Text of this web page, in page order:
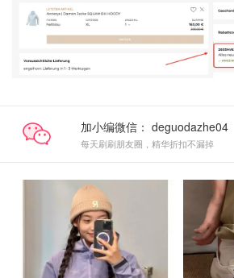
加小编微信：
每天刷刷朋友圈，精华折扣不漏掉